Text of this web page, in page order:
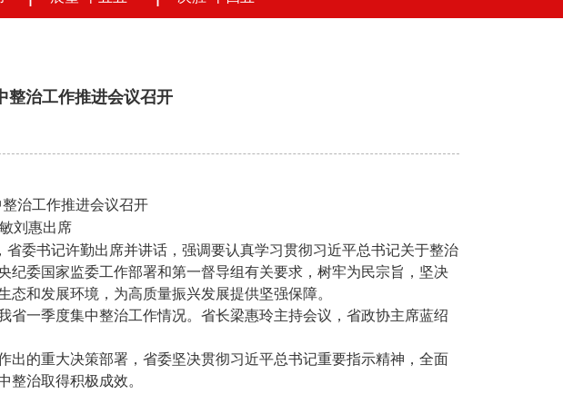
整治工作推进会议召开
治工作推进会议召开
刘惠出席
委书记许勤出席并讲话，强调要认真学习贯彻习近平总书记关于整治
委国家监委工作部署和第一督导组有关要求，树牢为民宗旨，坚决
和发展环境，为高质量振兴发展提供坚强保障。
一季度集中整治工作情况。省长梁惠玲主持会议，省政协主席蓝绍
的重大决策部署，省委坚决贯彻习近平总书记重要指示精神，全面
整治取得积极成效。